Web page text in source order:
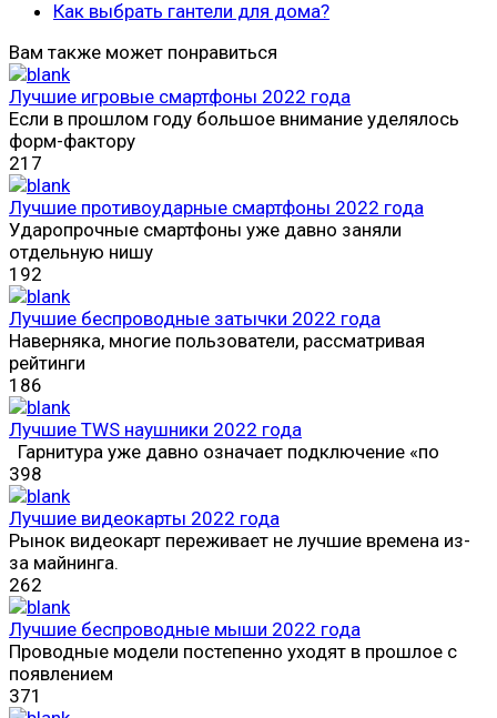
Как выбрать гантели для дома?
Вам также может понравиться
Лучшие игровые смартфоны 2022 года
Если в прошлом году большое внимание уделялось
форм-фактору
217
Лучшие противоударные смартфоны 2022 года
Ударопрочные смартфоны уже давно заняли
отдельную нишу
192
Лучшие беспроводные затычки 2022 года
Наверняка, многие пользователи, рассматривая
рейтинги
186
Лучшие TWS наушники 2022 года
Гарнитура уже давно означает подключение «по
398
Лучшие видеокарты 2022 года
Рынок видеокарт переживает не лучшие времена из-
за майнинга.
262
Лучшие беспроводные мыши 2022 года
Проводные модели постепенно уходят в прошлое с
появлением
371